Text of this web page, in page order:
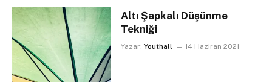
Altı Şapkalı Düşünme
Tekniği
Yazar: Youthall 14 Haziran 2021